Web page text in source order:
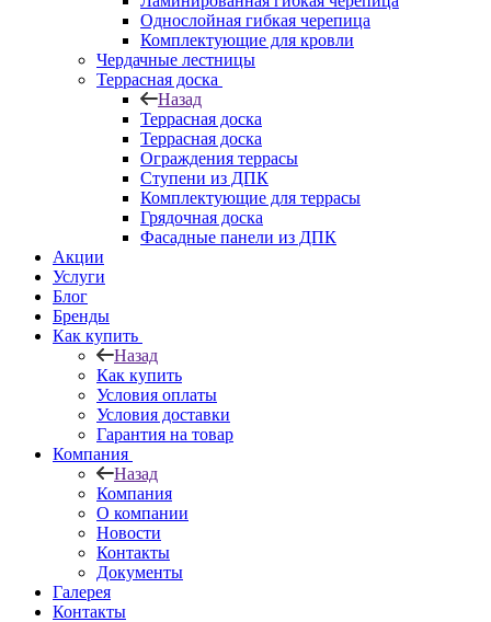
Однослойная гибкая черепица
Комплектующие для кровли
Чердачные лестницы
Террасная доска
Назад
Террасная доска
Террасная доска
Ограждения террасы
Ступени из ДПК
Комплектующие для террасы
Грядочная доска
Фасадные панели из ДПК
Акции
Услуги
Блог
Бренды
Как купить
Назад
Как купить
Условия оплаты
Условия доставки
Гарантия на товар
Компания
Назад
Компания
О компании
Новости
Контакты
Документы
Галерея
Контакты